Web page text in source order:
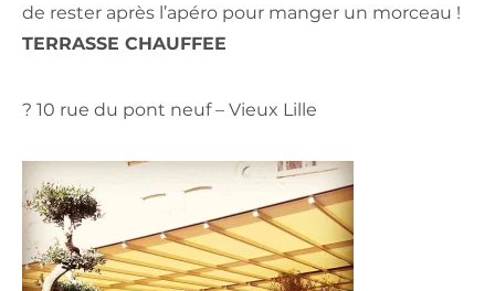
de rester après l’apéro pour manger un morceau !
TERRASSE CHAUFFEE
? 10 rue du pont neuf – Vieux Lille